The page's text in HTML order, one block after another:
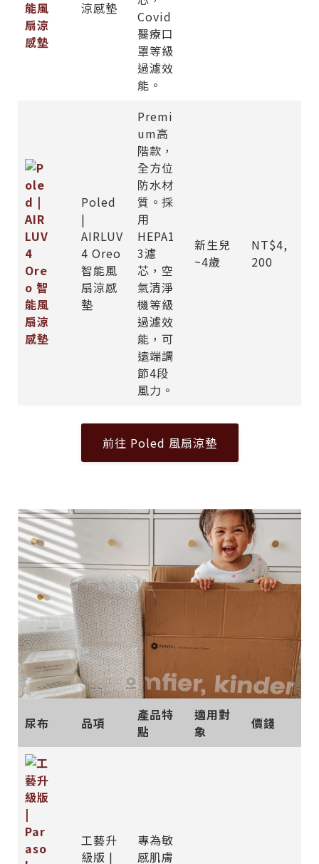
涼感墊
Covid
醫療口
罩等級
過濾效
能。
Poled
|
AIRLUV
4 Oreo
智能風
扇涼感
墊
Premi
um高
階款，
全方位
防水材
質。採
用
HEPA1
3濾
芯，空
氣清淨
機等級
過濾效
能，可
遠端調
節4段
風力。
新生兒
~4歲
NT$4,
200
前往 Poled 風扇涼墊
尿布 品項
產品特
點
適用對
象
價錢
工藝升
級版 |
專為敏
感肌膚